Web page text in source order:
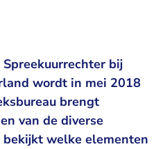
bij
wordt in mei 2018
brengt
van de diverse
welke elementen